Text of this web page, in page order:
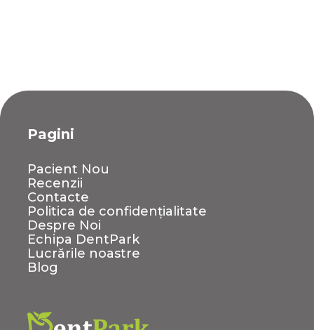
Pagini
Pacient Nou
Recenzii
Contacte
Politica de confidențialitate
Despre Noi
Echipa DentPark
Lucrările noastre
Blog